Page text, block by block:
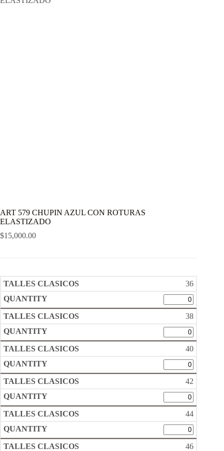
ART 579 CHUPIN AZUL CON ROTURAS
ELASTIZADO
$15,000.00
36
38
40
42
44
46